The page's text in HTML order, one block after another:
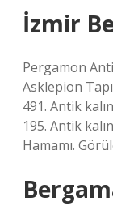
İzmir
Pergamon
Asklepion
491. Antik
195. Antik
Hamamı.